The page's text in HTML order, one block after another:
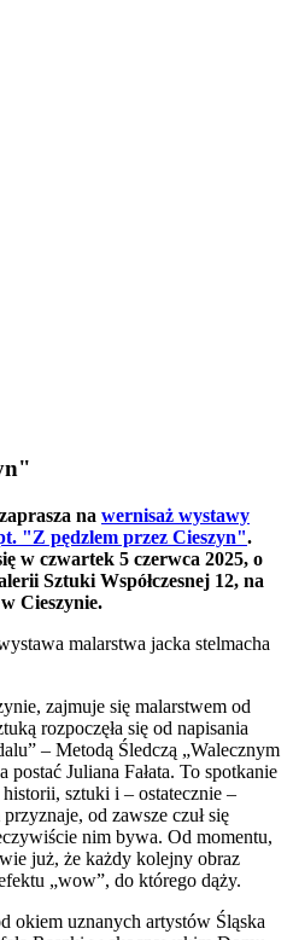
na wernisaż wystawy
"Z pędzlem przez Cieszyn".
w czwartek 5 czerwca 2025, o
Sztuki Współczesnej 12, na
Cieszynie.
zajmuje się malarstwem od
rozpoczęła się od napisania
– Metodą Śledczą „Walecznym
postać Juliana Fałata. To spotkanie
sztuki i – ostatecznie –
od zawsze czuł się
nim bywa. Od momentu,
już, że każdy kolejny obraz
„wow”, do którego dąży.
okiem uznanych artystów Śląska